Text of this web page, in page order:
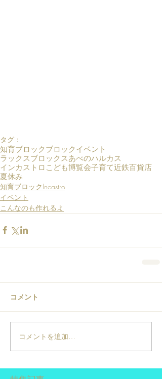
タグ：
知育ブロック ブロック イベント
ラックスブロックスあべのハルカス
インカストロ こども博覧会子育て近鉄百貨店
夏休み
知育ブロックIncastro
イベント
こんなのも作れるよ
コメント
コメントを追加…